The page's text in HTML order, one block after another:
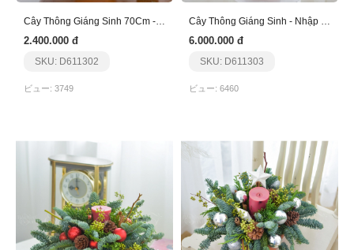
2.400.000 đ
SKU: D611302
ビュー: 3749
6.000.000 đ
SKU: D611303
ビュー: 6460